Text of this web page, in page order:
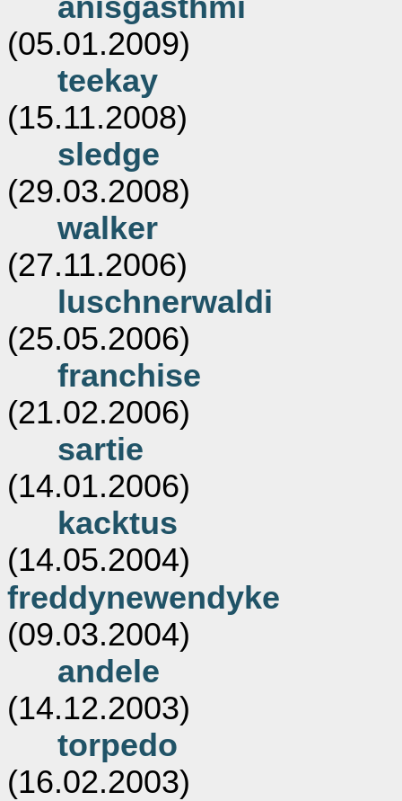
anisgasthmi
(05.01.2009)
teekay
(15.11.2008)
sledge
(29.03.2008)
walker
(27.11.2006)
luschnerwaldi
(25.05.2006)
franchise
(21.02.2006)
sartie
(14.01.2006)
kacktus
(14.05.2004)
freddynewendyke
(09.03.2004)
andele
(14.12.2003)
torpedo
(16.02.2003)